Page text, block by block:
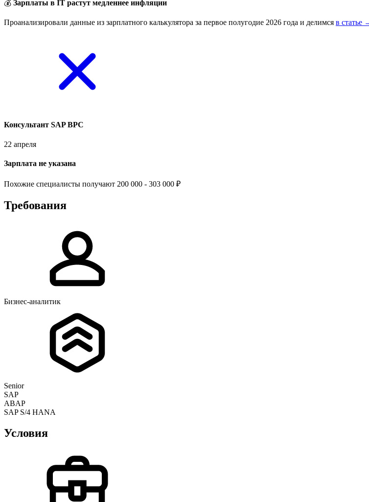
💰 Зарплаты в IT растут медленнее инфляции
Проанализировали данные из зарплатного калькулятора за первое полугодие 2026 года и делимся в статье
Консультант SAP BPC
22 апреля
Зарплата не указана
Похожие специалисты получают 200 000 - 303 000 ₽
Требования
Бизнес-аналитик
Senior
SAP
ABAP
SAP S/4 HANA
Условия